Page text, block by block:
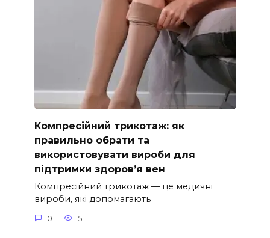
Компресійний трикотаж: як
правильно обрати та
використовувати вироби для
підтримки здоров’я вен
Компресійний трикотаж — це медичні
вироби, які допомагають
0 5